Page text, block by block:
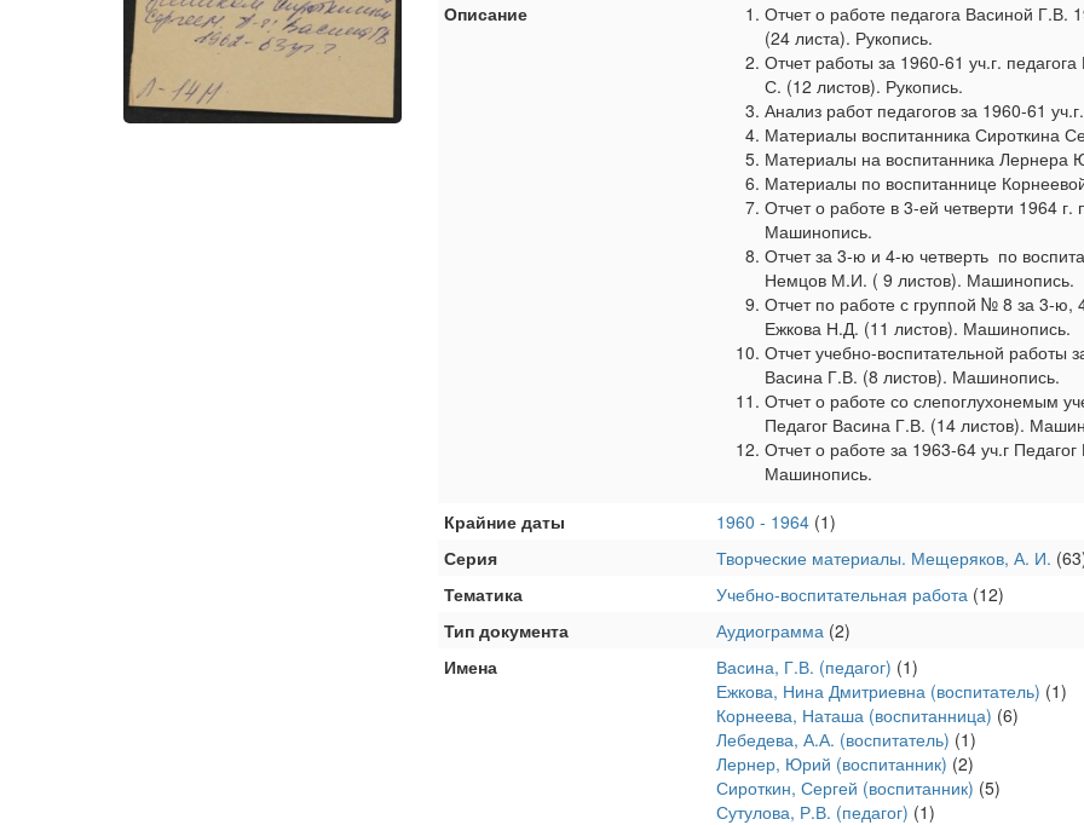
Описание
Отчет о работе педагога Васиной Г.В.
(24 листа). Рукопись.
Отчет работы за 1960-61 уч.г.
С. (12 листов). Рукопись.
Анализ работ педагогов за 1960-61
Материалы воспитанника Сироткина
Материалы на воспитанника Лернера
Материалы по воспитаннице
Отчет о работе в 3-ей четверти 1964
Машинопись.
Отчет за 3-ю и 4-ю четверть по
Немцов М.И. ( 9 листов). Машинопись.
Отчет по работе с группой № 8 за 3-ю,
Ежкова Н.Д. (11 листов). Машинопись.
Отчет учебно-воспитательной работы
Васина Г.В. (8 листов). Машинопись.
Отчет о работе со слепоглухонемым
Педагог Васина Г.В. (14 листов).
Отчет о работе за 1963-64 уч.г
Машинопись.
Крайние даты
1960 - 1964 (1)
Серия
Творческие материалы. Мещеряков, А. И.
Тематика
Учебно-воспитательная работа (12)
Тип документа
Аудиограмма (2)
Имена
Васина, Г.В. (педагог) (1)
Ежкова, Нина Дмитриевна (воспитатель) (1)
Корнеева, Наташа (воспитанница) (6)
Лебедева, А.А. (воспитатель) (1)
Лернер, Юрий (воспитанник) (2)
Сироткин, Сергей (воспитанник) (5)
Сутулова, Р.В. (педагог) (1)